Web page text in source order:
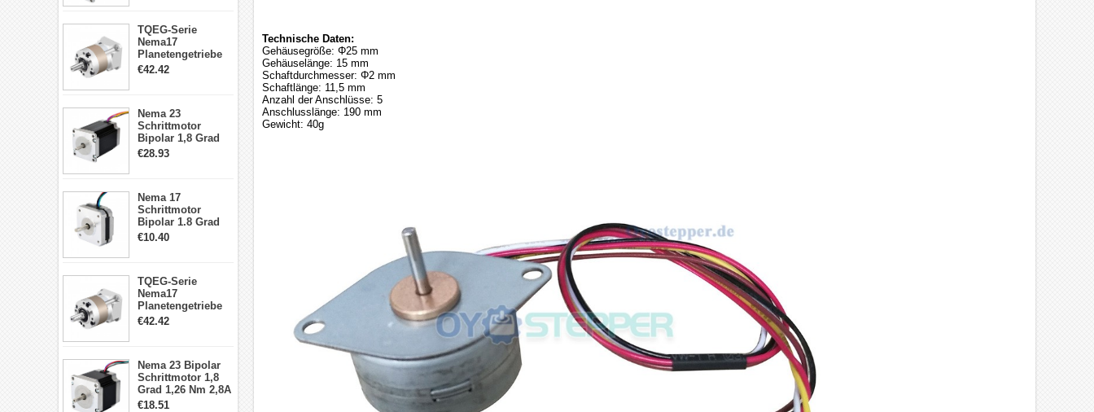
TQEG-Serie
Nema17
Planetengetriebe
5:1 Spiel 15Arc-
€42.42
Nema 23
Schrittmotor
Bipolar 1,8 Grad
2,83Nm 4 A 2,26V
€28.93
Nema 17
Schrittmotor
Bipolar 1.8 Grad
8.7Ncm 1A 3.5V 4
€10.40
TQEG-Serie
Nema17
Planetengetriebe
10:1 Spiel 15Arc-
€42.42
Nema 23 Bipolar
Schrittmotor 1,8
Grad 1,26 Nm 2,8A
2,5V 4 Drähte
€18.51
Technische Daten:
Gehäusegröße: Φ25 mm
Gehäuselänge: 15 mm
Schaftdurchmesser: Φ2 mm
Schaftlänge: 11,5 mm
Anzahl der Anschlüsse: 5
Anschlusslänge: 190 mm
Gewicht: 40g